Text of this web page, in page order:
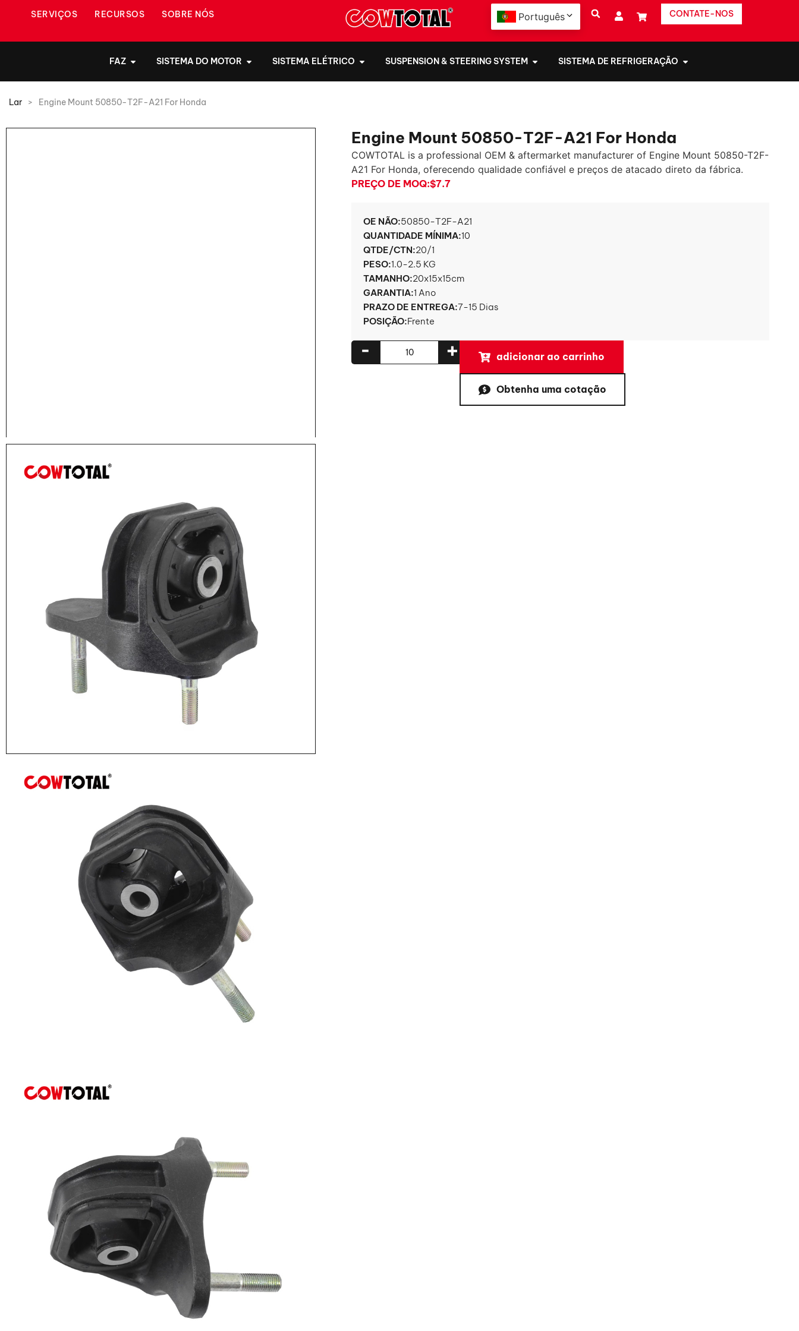
SERVIÇOS RECURSOS SOBRE NÓS Português CONTATE-NOS
FAZ SISTEMA DO MOTOR SISTEMA ELÉTRICO SUSPENSION & STEERING SYSTEM SISTEMA DE REFRIGERAÇÃO
Lar > Engine Mount 50850-T2F-A21 For Honda
Engine Mount 50850-T2F-A21 For Honda
COWTOTAL is a professional OEM & aftermarket manufacturer of Engine Mount 50850-T2F-
A21 For Honda, oferecendo qualidade confiável e preços de atacado direto da fábrica.
PREÇO DE MOQ:$7.7
OE NÃO:50850-T2F-A21
QUANTIDADE MÍNIMA:10
QTDE/CTN:20/1
PESO:1.0-2.5 KG
TAMANHO:20x15x15cm
GARANTIA:1 Ano
PRAZO DE ENTREGA:7-15 Dias
POSIÇÃO:Frente
+
- adicionar ao carrinho
Obtenha uma cotação